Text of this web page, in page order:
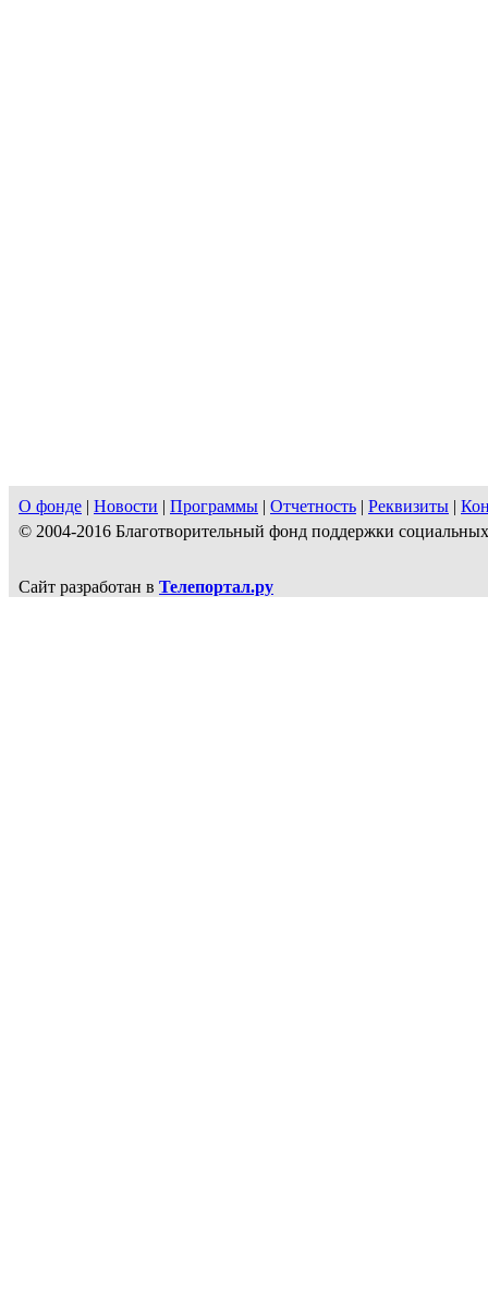
О фонде | Новости | Программы | Отчетность | Реквизиты |
© 2004-2016 Благотворительный фонд поддержки
Сайт разработан в Телепортал.ру